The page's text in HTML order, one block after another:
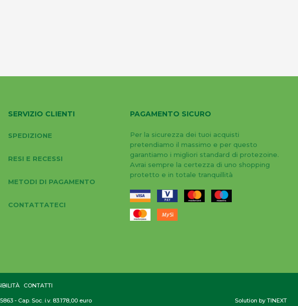
SERVIZIO CLIENTI
SPEDIZIONE
RESI E RECESSI
METODI DI PAGAMENTO
CONTATTATECI
PAGAMENTO SICURO
Per la sicurezza dei tuoi acquisti
pretendiamo il massimo e per questo
garantiamo i migliori standard di protezoine.
Avrai sempre la certezza di uno shopping
protetto e in totale tranquillità
CONTATTI
- Cap. Soc. i.v. 83.178,00 euro Solution by TINEXT